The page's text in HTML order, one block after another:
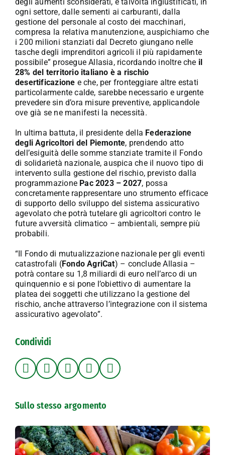
degli aumenti sconsiderati, e talvolta ingiustificati, in
ogni settore, dalle sementi ai carburanti, dalla
gestione del personale al costo dei macchinari,
compresa la relativa manutenzione, auspichiamo che
i 200 milioni stanziati dal Decreto giungano nelle
tasche degli imprenditori agricoli il più rapidamente
possibile” prosegue Allasia, ricordando inoltre che il
28% del territorio italiano è a rischio
desertificazione e che, per fronteggiare altre estati
particolarmente calde, sarebbe necessario e urgente
prevedere sin d’ora misure preventive, applicandole
ove già se ne manifesti la necessità.
In ultima battuta, il presidente della Federazione
degli Agricoltori del Piemonte, prendendo atto
dell’esiguità delle somme stanziate tramite il Fondo
di solidarietà nazionale, auspica che il nuovo tipo di
intervento sulla gestione del rischio, previsto dalla
programmazione Pac 2023 – 2027, possa
concretamente rappresentare uno strumento efficace
di supporto dello sviluppo del sistema assicurativo
agevolato che potrà tutelare gli agricoltori contro le
future avversità climatico – ambientali, sempre più
probabili.
“Il Fondo di mutualizzazione nazionale per gli eventi
catastrofali (Fondo AgriCat) – conclude Allasia –
potrà contare su 1,8 miliardi di euro nell’arco di un
quinquennio e si pone l’obiettivo di aumentare la
platea dei soggetti che utilizzano la gestione del
rischio, anche attraverso l’integrazione con il sistema
assicurativo agevolato”.
Condividi
Sullo stesso argomento